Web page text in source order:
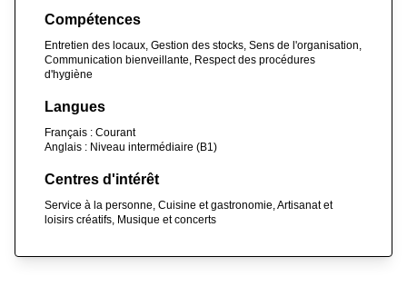
Compétences
Entretien des locaux, Gestion des stocks, Sens de l'organisation,
Communication bienveillante, Respect des procédures
d'hygiène
Langues
Français : Courant
Anglais : Niveau intermédiaire (B1)
Centres d'intérêt
Service à la personne, Cuisine et gastronomie, Artisanat et
loisirs créatifs, Musique et concerts